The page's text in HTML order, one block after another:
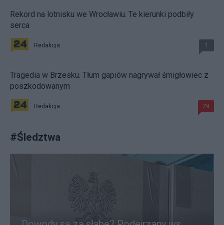
Rekord na lotnisku we Wrocławiu. Te kierunki podbiły
serca
Redakcja 1
Tragedia w Brzesku. Tłum gapiów nagrywał śmigłowiec z
poszkodowanym
Redakcja 29
#Śledztwa